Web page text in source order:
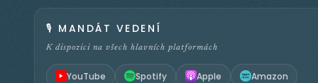
🎙️ MANDÁT VEDENÍ
K dispozici na všech hlavních platformách
YouTube Spotify Apple Amazon